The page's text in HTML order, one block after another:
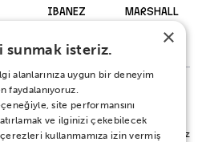
IBANEZ MARSHALL
147 Ürün
koşulsuz mutluluğunuz için yanınızdayız.
×
sunmak isteriz.
alanlarınıza uygun bir deneyim
faydalanıyoruz.
site performansını
ve ilginizi çekebilecek
kullanmamıza izin vermiş